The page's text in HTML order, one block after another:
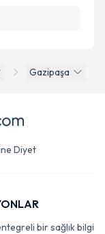
Gazipaşa
Diyet
bir sağlık bilgi